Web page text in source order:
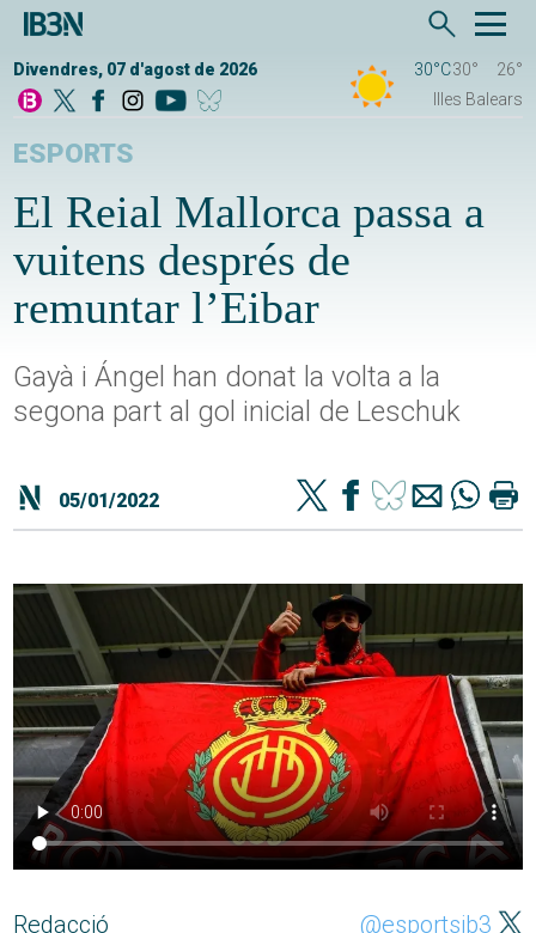
Divendres, 07 d'agost de 2026 30°C30°
26°
Illes Balears
ESPORTS
El Reial Mallorca passa a
vuitens després de
remuntar l’Eibar
Gayà i Ángel han donat la volta a la
segona part al gol inicial de Leschuk
05/01/2022
Redacció @esportsib3